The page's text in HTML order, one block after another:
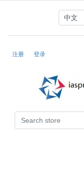
注册 登录